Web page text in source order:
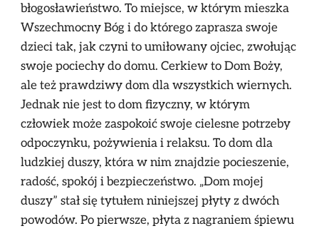
błogosławieństwo. To miejsce, w którym mieszka
Wszechmocny Bóg i do którego zaprasza swoje
dzieci tak, jak czyni to umiłowany ojciec, zwołując
swoje pociechy do domu. Cerkiew to Dom Boży,
ale też prawdziwy dom dla wszystkich wiernych.
Jednak nie jest to dom fizyczny, w którym
człowiek może zaspokoić swoje cielesne potrzeby
odpoczynku, pożywienia i relaksu. To dom dla
ludzkiej duszy, która w nim znajdzie pocieszenie,
radość, spokój i bezpieczeństwo. „Dom mojej
duszy” stał się tytułem niniejszej płyty z dwóch
powodów. Po pierwsze, płyta z nagraniem śpiewu